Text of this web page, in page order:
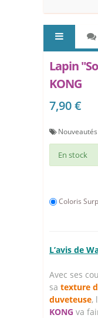
Lapin
KONG
7,90 €
En stock
Coloris
L’avis de
Avec ses
sa texture
duveteuse,
KONG va